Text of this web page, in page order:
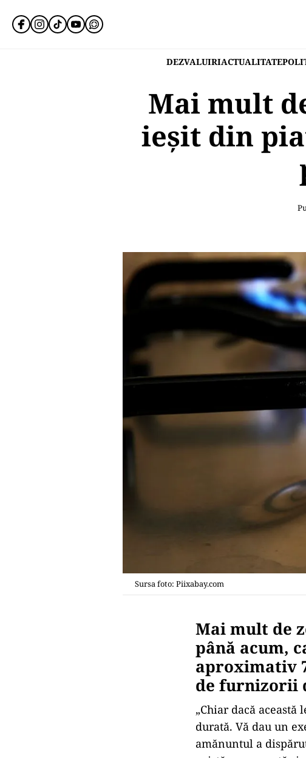
DEZVALUIRIACTUALITATE
Mai mult
ieşit din
Sursa foto: Piixabay.com
Mai mult de
până acum,
aproximativ
de furnizorii
„Chiar dacă
durată. Vă dau un
amănuntul a